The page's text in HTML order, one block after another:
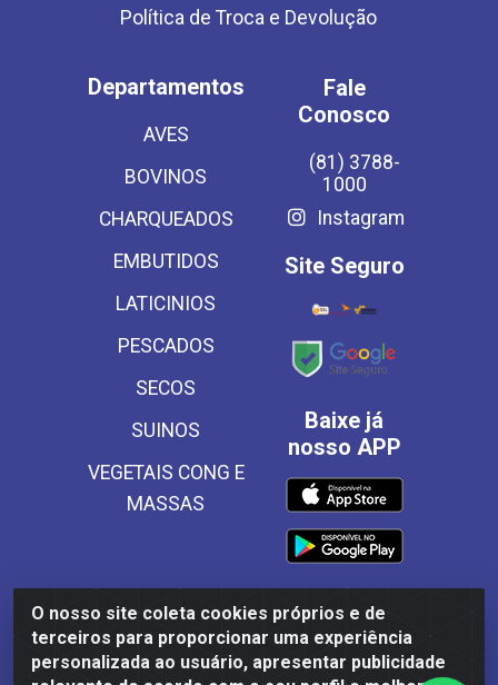
O nosso site coleta cookies próprios e de
terceiros para proporcionar uma experiência
personalizada ao usuário, apresentar publicidade
Política de Troca e Devolução
Departamentos
AVES
BOVINOS
CHARQUEADOS
EMBUTIDOS
LATICINIOS
PESCADOS
SECOS
SUINOS
VEGETAIS CONG E
MASSAS
Fale
Conosco
(81) 3788-
1000
Instagram
Site Seguro
Baixe já
nosso APP
Frinscal - Distribuidora e Importadora de Alimentos LTDA -
Rodovia BR 101 Sul Km 187, 310 Galpão - Santa Rosa,
Palmares/PE - CEP 55540-000 - CNPJ 03.504.437/0001-50